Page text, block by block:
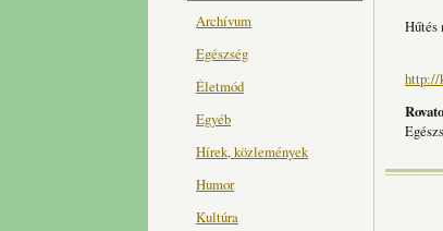
Archívum
Egészség
Életmód
Egyéb
Hírek, közlemények
Humor
Kultúra
Hűtés
http://